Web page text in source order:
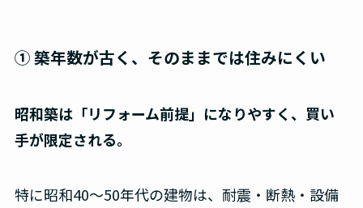
① 築年数が古く、そのままでは住みにくい
昭和築は「リフォーム前提」になりやすく、買い
手が限定される。
特に昭和40〜50年代の建物は、耐震・断熱・設備